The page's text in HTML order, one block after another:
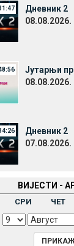
Дневник 2
08.08.2026.
Јутарњи
08.08.2026.
Дневник 2
07.08.2026.
ВИЈЕСТИ -
СРИ ЧЕТ